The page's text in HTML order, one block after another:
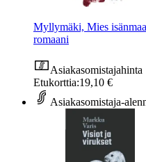
Myllymäki, Mies
romaani
Asiakasomistajahinta
Etukorttia:19,10 €
Asiakasomistaja-